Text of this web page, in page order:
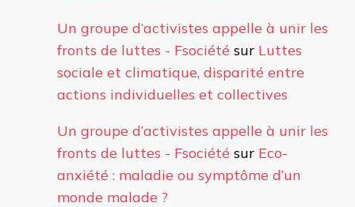
Un groupe d’activistes appelle à unir les
fronts de luttes - Fsociété sur Luttes
sociale et climatique, disparité entre
actions individuelles et collectives
Un groupe d’activistes appelle à unir les
fronts de luttes - Fsociété sur Eco-
anxiété : maladie ou symptôme d’un
monde malade ?